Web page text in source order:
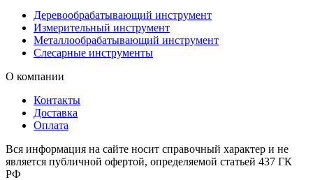
Деревообрабатывающий инструмент
Измерительный инструмент
Металлообрабатывающий инструмент
Слесарные инструменты
О компании
Контакты
Доставка
Оплата
Вся информация на сайте носит справочный характер и не
является публичной офертой, определяемой статьей 437 ГК
РФ